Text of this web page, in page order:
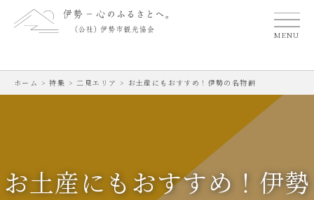
MENU
ホーム >特集 >二見エリア > お土産にもおすすめ！伊勢の名物餅
お土産にもおすすめ！伊勢